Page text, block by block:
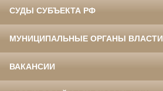
СУДЫ СУБЪЕКТА РФ
МУНИЦИПАЛЬНЫЕ ОРГАНЫ ВЛАСТИ
ВАКАНСИИ